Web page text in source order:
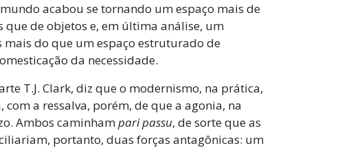
acabou se tornando um espaço mais de
que de objetos e, em última análise, um
do que um espaço estruturado de
da necessidade.
T.J. Clark, diz que o modernismo, na prática,
a ressalva, porém, de que a agonia, na
Ambos caminhampari passu, de sorte que as
portanto, duas forças antagônicas: um